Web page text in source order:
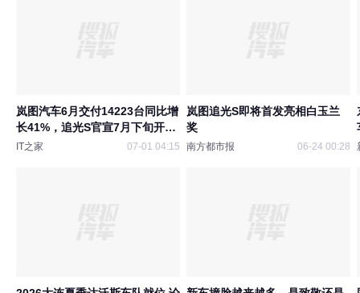
岚图汽车6月交付14223台同比增
长41%，追光S官宣7月下旬开启
预售
IT之家 07-01 04:15
岚图追光S即将首发亮相白玉兰
奖
南方都市报 06-24 00:28